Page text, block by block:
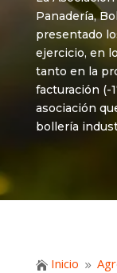
Panadería,
presentado
ejercicio, en
tanto en la
facturación (-
asociación
bollería
 Inicio 9